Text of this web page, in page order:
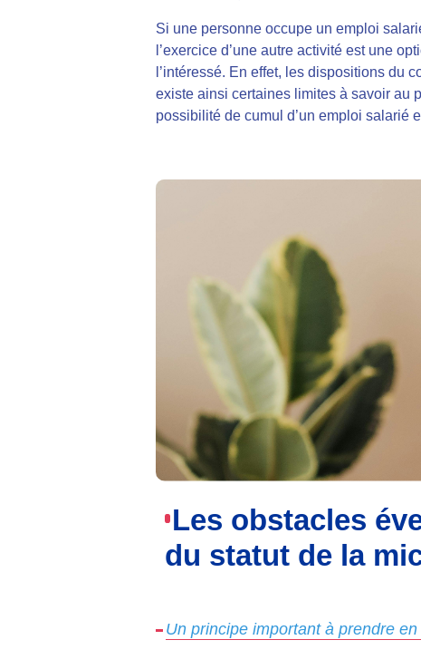
Si une personne occupe un emploi
l’exercice d’une autre activité est une
l’intéressé. En effet, les dispositions du
existe ainsi certaines limites à savoir au
possibilité de cumul d’un emploi salarié
Les obstacles
du statut de la
Un principe important à prendre